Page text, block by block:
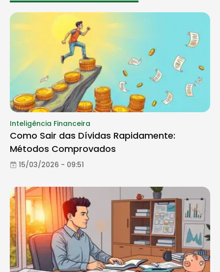
Inteligência Financeira
Como Sair das Dívidas Rapidamente:
Métodos Comprovados
15/03/2026 - 09:51